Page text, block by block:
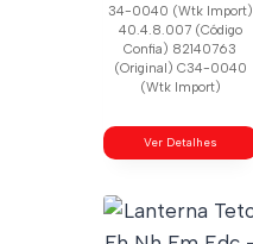
34-0040 (Wtk Import)
40.4.8.007 (Código
Confia) 82140763
(Original) C34-0040
(Wtk Import)
Ver Detalhes